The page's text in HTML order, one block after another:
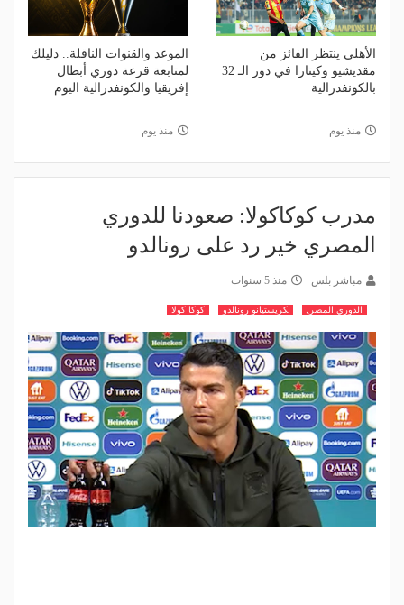
الأهلي ينتظر الفائز من
مقديشيو وكيتارا في دور الـ 32
بالكونفدرالية
منذ يوم
الموعد والقنوات الناقلة.. دليلك
لمتابعة قرعة دوري أبطال
إفريقيا والكونفدرالية اليوم
منذ يوم
مدرب كوكاكولا: صعودنا للدوري
المصري خير رد على رونالدو
مباشر بلس منذ 5 سنوات
الدوري المصري كريستيانو رونالدو كوكا كولا